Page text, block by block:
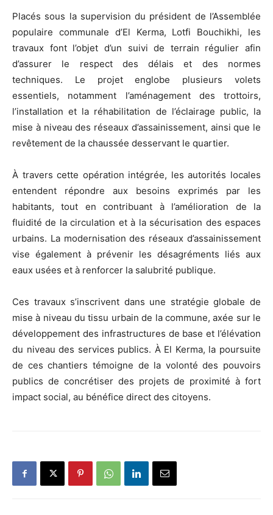
Placés sous la supervision du président de l’Assemblée
populaire communale d’El Kerma, Lotfi Bouchikhi, les
travaux font l’objet d’un suivi de terrain régulier afin
d’assurer le respect des délais et des normes
techniques. Le projet englobe plusieurs volets
essentiels, notamment l’aménagement des trottoirs,
l’installation et la réhabilitation de l’éclairage public, la
mise à niveau des réseaux d’assainissement, ainsi que le
revêtement de la chaussée desservant le quartier.
À travers cette opération intégrée, les autorités locales
entendent répondre aux besoins exprimés par les
habitants, tout en contribuant à l’amélioration de la
fluidité de la circulation et à la sécurisation des espaces
urbains. La modernisation des réseaux d’assainissement
vise également à prévenir les désagréments liés aux
eaux usées et à renforcer la salubrité publique.
Ces travaux s’inscrivent dans une stratégie globale de
mise à niveau du tissu urbain de la commune, axée sur le
développement des infrastructures de base et l’élévation
du niveau des services publics. À El Kerma, la poursuite
de ces chantiers témoigne de la volonté des pouvoirs
publics de concrétiser des projets de proximité à fort
impact social, au bénéfice direct des citoyens.